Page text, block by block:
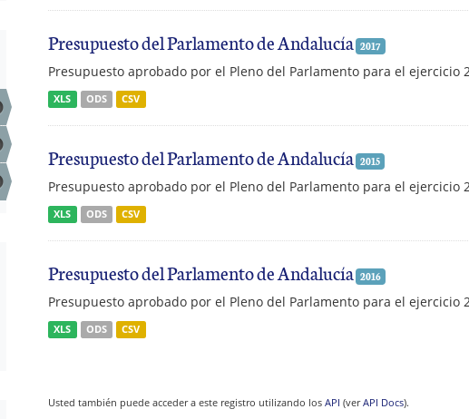
Presupuesto del Parlamento de Andalucía 2017
Presupuesto aprobado por el Pleno del Parlamento para el ejercicio
XLS ODS CSV
Presupuesto del Parlamento de Andalucía 2015
Presupuesto aprobado por el Pleno del Parlamento para el ejercicio
XLS ODS CSV
Presupuesto del Parlamento de Andalucía 2016
Presupuesto aprobado por el Pleno del Parlamento para el ejercicio
XLS ODS CSV
Usted también puede acceder a este registro utilizando los API (verAPI Docs).